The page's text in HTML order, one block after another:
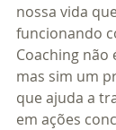
nossa vida
funcionando
Coaching não
mas sim um
que ajuda a
em ações